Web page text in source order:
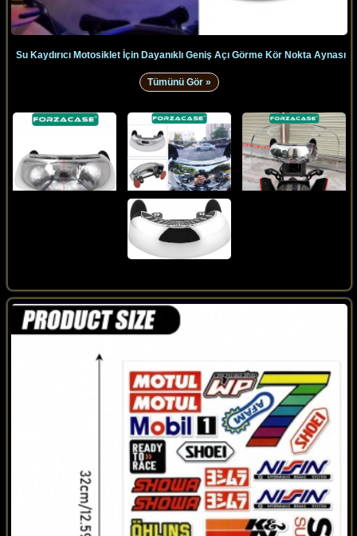
Su Kaydırıcı Motosiklet İçin Dayanıklı Geniş Açı Görme Kör Nokta Aynası
Tümünü Gör »